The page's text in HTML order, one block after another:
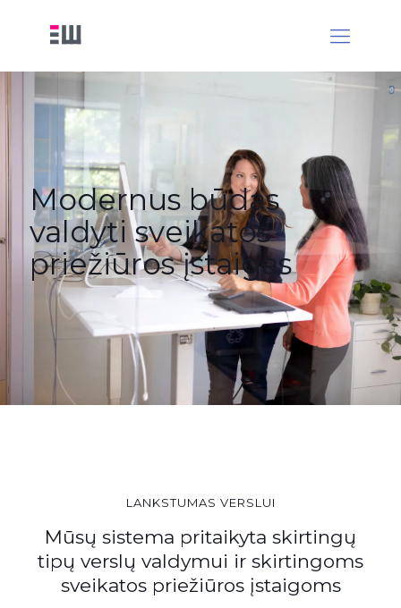
Modernus būdas
valdyti sveikatos
priežiūros įstaigas
LANKSTUMAS VERSLUI
Mūsų sistema pritaikyta skirtingų
tipų verslų valdymui ir skirtingoms
sveikatos priežiūros įstaigoms